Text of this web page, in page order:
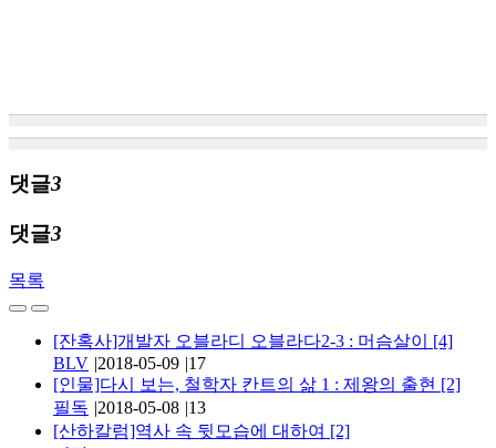
댓글3
댓글3
목록
[잔혹사]개발자 오블라디 오블라다2-3 : 머슴살이 [4]
BLV |2018-05-09 |17
[인물]다시 보는, 철학자 칸트의 삶 1 : 제왕의 출현 [2]
필독 |2018-05-08 |13
[산하칼럼]역사 속 뒷모습에 대하여 [2]